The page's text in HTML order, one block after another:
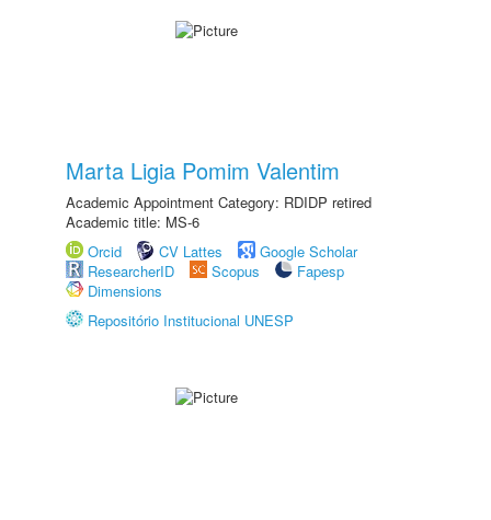
Marta Ligia Pomim Valentim
Academic Appointment Category: RDIDP retired
Academic title: MS-6
Orcid
CV Lattes
Google Scholar
ResearcherID
Scopus
Fapesp
Dimensions
Repositório Institucional UNESP